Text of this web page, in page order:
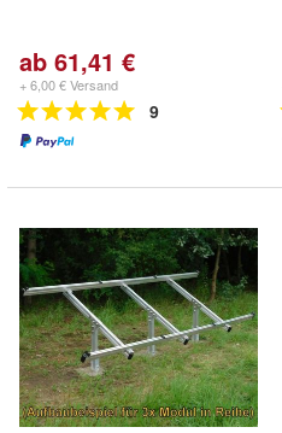
ab 61,41 €
+ 6,00 € Versand
9